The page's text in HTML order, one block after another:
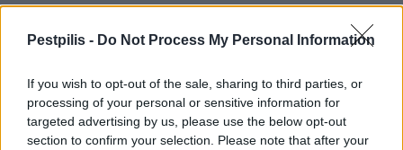
Pestpilis - Do Not Process My Personal Information
If you wish to opt-out of the sale, sharing to third parties, or
processing of your personal or sensitive information for
targeted advertising by us, please use the below opt-out
section to confirm your selection. Please note that after your
M1 bővítés: már zajlik a teljesen új
Bicske Kelet csomópont építése
Új gyalogosátkelők és jelzőlámpás
csomópont épül Angyalföldön